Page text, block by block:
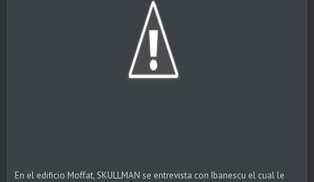
En el edificio Moffat, SKULLMAN se entrevista con Ibanescu el cual le